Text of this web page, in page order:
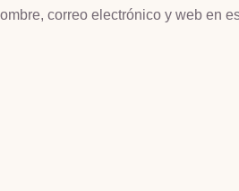
correo electrónico y web en